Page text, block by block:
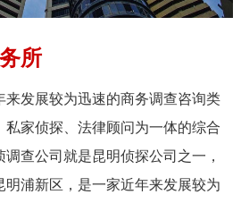
所
来发展较为迅速的商务调查咨询类
家侦探、法律顾问为一体的综合
查公司就是昆明侦探公司之一，
浦新区，是一家近年来发展较为